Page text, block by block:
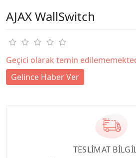
AJAX WallSwitch
Geçici olarak temin
Gelince Haber Ver
TESLİMAT